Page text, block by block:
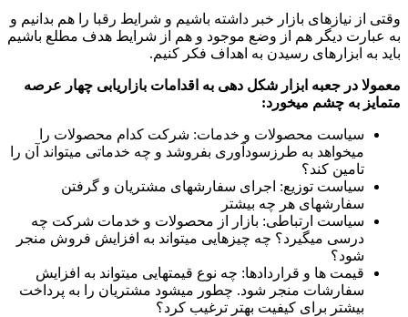
وقتی از نیازهای بازار خبر داشته باشیم و شرایط رقبا را هم بدانیم و
به عبارت دیگر هم از وضع موجود و هم از شرایط هدف مطلع باشیم
باید به ابزارهای رسیدن به اهداف فکر کنیم.
معمولا در جعبه ابزار شکل دهی به اقدامات بازاریابی چهار عرصه
متمایز به چشم میخورد:
سیاست محصولات و خدمات: شرکت کدام محصولات را
میخواهد به طرزسودآوری بفروشد و چه خدماتی میتواند آن را
تامین کند؟
سیاست توزیع: اجرای سفارشهای مشتریان و گرفتن
سفارشهای هر چه بیشتر
سیاست ارتباطی: بازار از محصولات و خدمات شرکت چه
درسی میگیرد؟ چه چیزهایی میتواند به افزایش فروش منجر
شود؟
قیمت ها و قراردادها: چه نوع قیمتهایی میتواند به افزایش
سفارشات منجر شود. چطور میشود مشتریان را به پرداخت
بیشتر برای کیفیت بهتر ترغیب کرد؟